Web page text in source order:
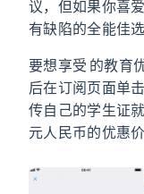
议，但如果你喜爱使用
有缺陷的全能佳选
要想享受 Ulysses 的教
后在订阅页面单击左下
传自己的学生证就
元人民币的优惠价